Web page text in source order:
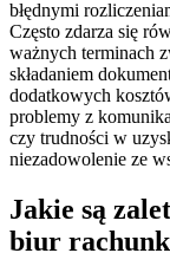
błędnymi
Często zdarza się
ważnych terminach
składaniem
dodatkowych
problemy z
czy trudności w
niezadowolenie ze
Jakie są
biur